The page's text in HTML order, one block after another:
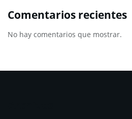
Comentarios recientes
No hay comentarios que mostrar.